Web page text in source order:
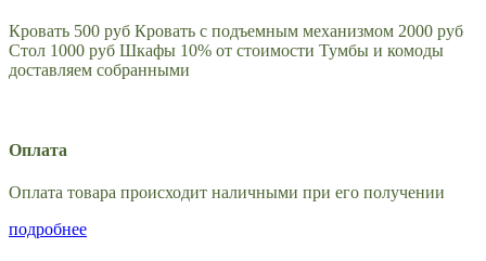
Кровать 500 руб Кровать с подъемным механизмом 2000 руб
Стол 1000 руб Шкафы 10% от стоимости Тумбы и комоды
доставляем собранными
Оплата
Оплата товара происходит наличными при его получении
подробнее